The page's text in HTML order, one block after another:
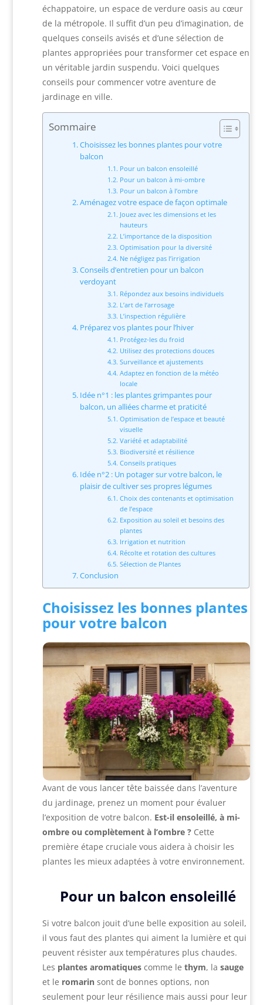
échappatoire, un espace de verdure oasis au cœur
de la métropole. Il suffit d’un peu d’imagination, de
quelques conseils avisés et d’une sélection de
plantes appropriées pour transformer cet espace en
un véritable jardin suspendu. Voici quelques
conseils pour commencer votre aventure de
jardinage en ville.
Sommaire
Choisissez les bonnes plantes pour votre
balcon
Pour un balcon ensoleillé
Pour un balcon à mi-ombre
Pour un balcon à l’ombre
Aménagez votre espace de façon optimale
Jouez avec les dimensions et les
hauteurs
L’importance de la disposition
Optimisation pour la diversité
Ne négligez pas l’irrigation
Conseils d’entretien pour un balcon
verdoyant
Répondez aux besoins individuels
L’art de l’arrosage
L’inspection régulière
Préparez vos plantes pour l’hiver
Protégez-les du froid
Utilisez des protections douces
Surveillance et ajustements
Adaptez en fonction de la météo
locale
Idée n°1 : les plantes grimpantes pour
balcon, un alliées charme et praticité
Optimisation de l’espace et beauté
visuelle
Variété et adaptabilité
Biodiversité et résilience
Conseils pratiques
Idée n°2 : Un potager sur votre balcon, le
plaisir de cultiver ses propres légumes
Choix des contenants et optimisation
de l’espace
Exposition au soleil et besoins des
plantes
Irrigation et nutrition
Récolte et rotation des cultures
Sélection de Plantes
Conclusion
Choisissez les bonnes plantes
pour votre balcon
Avant de vous lancer tête baissée dans l’aventure
du jardinage, prenez un moment pour évaluer
l’exposition de votre balcon. Est-il ensoleillé, à mi-
ombre ou complètement à l’ombre ? Cette
première étape cruciale vous aidera à choisir les
plantes les mieux adaptées à votre environnement.
Pour un balcon ensoleillé
Si votre balcon jouit d’une belle exposition au soleil,
il vous faut des plantes qui aiment la lumière et qui
peuvent résister aux températures plus chaudes.
Les plantes aromatiques comme lethym, lasauge
et le romarin sont de bonnes options, non
seulement pour leur résilience mais aussi pour leur